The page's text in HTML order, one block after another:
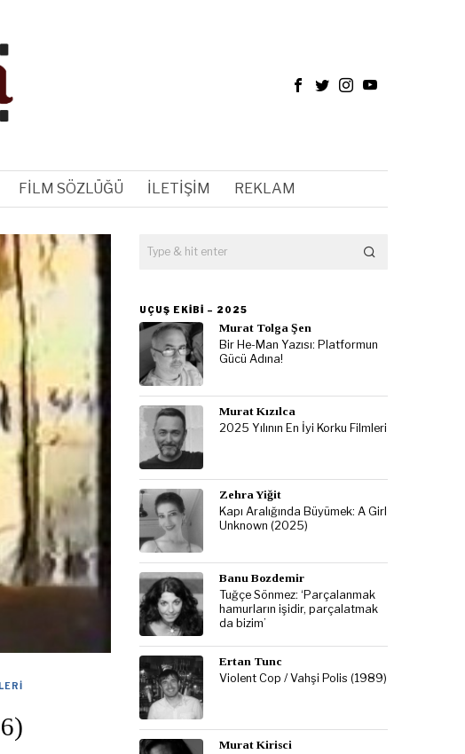
FILM SÖZLÜĞÜ İLETIŞIM REKLAM
UÇUŞ EKIBI – 2025
Murat Tolga Şen
Bir He-Man Yazısı: Platformun
Gücü Adına!
Murat Kızılca
2025 Yılının En İyi Korku Filmleri
Zehra Yiğit
Kapı Aralığında Büyümek: A Girl
Unknown (2025)
Banu Bozdemir
Tuğçe Sönmez: ‘Parçalanmak
hamurların işidir, parçalatmak
da bizim’
Ertan Tunc
Violent Cop / Vahşi Polis (1989)
Murat Kirisci